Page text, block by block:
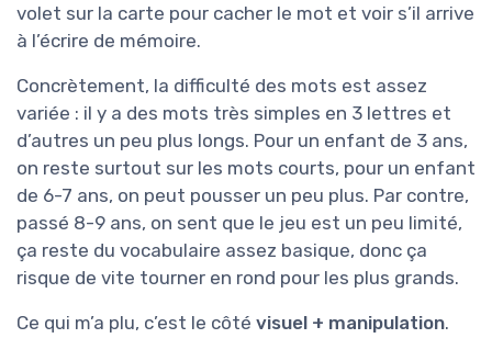
volet sur la carte pour cacher le mot et voir s’il arrive
à l’écrire de mémoire.
Concrètement, la difficulté des mots est assez
variée : il y a des mots très simples en 3 lettres et
d’autres un peu plus longs. Pour un enfant de 3 ans,
on reste surtout sur les mots courts, pour un enfant
de 6-7 ans, on peut pousser un peu plus. Par contre,
passé 8-9 ans, on sent que le jeu est un peu limité,
ça reste du vocabulaire assez basique, donc ça
risque de vite tourner en rond pour les plus grands.
Ce qui m’a plu, c’est le côté visuel + manipulation.